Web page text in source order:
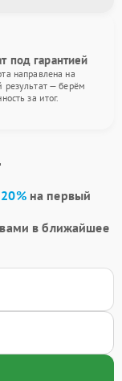
под гарантией
направлена на
результат — берём
за итог.
на первый
в ближайшее